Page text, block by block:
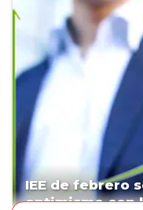
IEE de febrero
optimismo con